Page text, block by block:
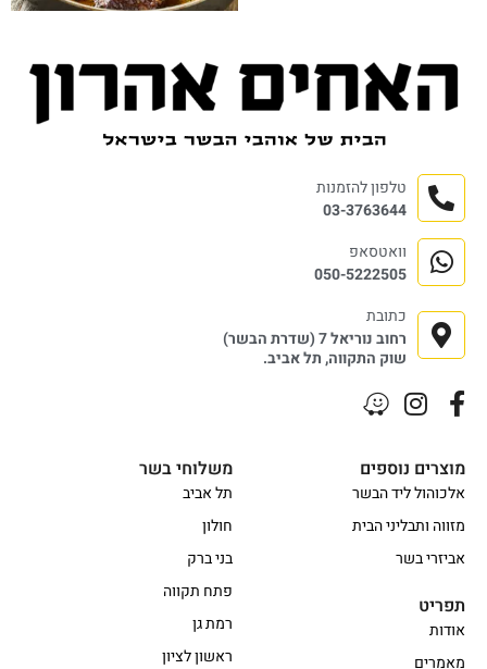
משלוחי בשר
תל אביב
חולון
בני ברק
פתח תקווה
רמת גן
ראשון לציון
מוצרים נוספים
אלכוהול ליד הבשר
מזווה ותבליני הבית
אביזרי בשר
תפריט
אודות
מאמרים
טלפון להזמנות
03-3763644
וואטסאפ
050-5222505
כתובת
רחוב נוריאל 7 (שדרת הבשר)
שוק התקווה, תל אביב.